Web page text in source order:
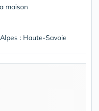
maison
: Haute-Savoie